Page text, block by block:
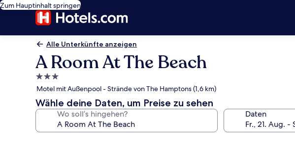
Zum Hauptinhalt springen
Alle Unterkünfte anzeigen
A Room At The Beach
3.0-
Sterne-
Unterkunft
Motel mit Außenpool - Strände von The Hamptons (1,6 km)
Wähle deine Daten, um Preise zu sehen
Wo soll’s hingehen? Daten